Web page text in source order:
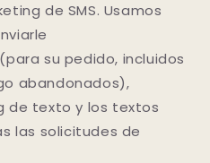
de SMS. Usamos
su pedido, incluidos
abandonados),
de texto y los textos
las solicitudes de